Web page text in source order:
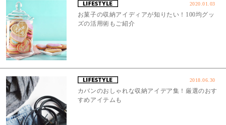
2020.01.03
お菓子の収納アイディアが知りたい！100均グッ
ズの活用術もご紹介
2018.06.30
カバンのおしゃれな収納アイデア集！厳選のおす
すめアイテムも